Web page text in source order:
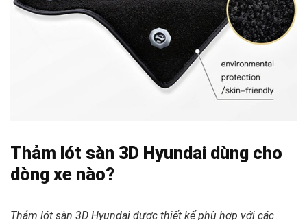
Thảm lót sàn 3D Hyundai dùng cho
dòng xe nào?
Thảm lót sàn 3D Hyundai được thiết kế phù hợp với các